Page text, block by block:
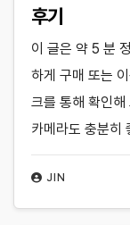
후기
JIN
이 글은 약 5 분
하게 구매 또는
크를 통해 확인
카메라도 충분히